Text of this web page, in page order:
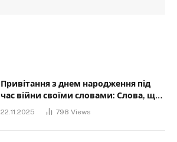
Привітання з днем народження під
час війни своїми словами: Слова, що
дарують надію та силу
22.11.2025 798 Views